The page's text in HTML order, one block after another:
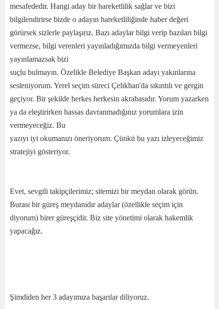
mesafededir. Hangi aday bir hareketlilik sağlar ve bizi
bilgilendirirse bizde o adayın hareketliliğinde haber değeri
görürsek sizlerle paylaşırız. Bazı adaylar bilgi verip bazıları bilgi
vermezse, bilgi verenleri yayınladığımızda bilgi vermeyenleri
yayınlamazsak bizi
suçlu bulmayın. Özelikle Belediye Başkan adayı yakınlarına
sesleniyorum. Yerel seçim süreci Çelikhan'da sıkıntılı ve gergin
geçiyor. Bir şekilde herkes herkesin akrabasıdır. Yorum yazarken
ya da eleştirirken hassas davranmadığınız yorumlara izin
vermeyeceğiz. Bu
yazıyı iyi okumanızı öneriyorum. Çünkü bu yazı izleyeceğimiz
stratejiyi gösteriyor.
Evet, sevgili takipçilerimiz; sitemizi bir meydan olarak görün.
Burası bir güreş meydanıdır adaylar (özellikle seçim için
diyorum) birer güreşçidir. Biz site yönetimi olarak hakemlik
yapacağız.
Şimdiden her 3 adayımıza başarılar diliyoruz.